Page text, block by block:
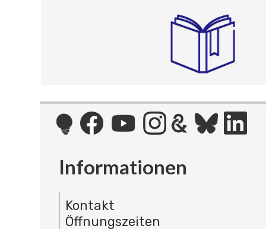
Informationen
Kontakt
Öffnungszeiten